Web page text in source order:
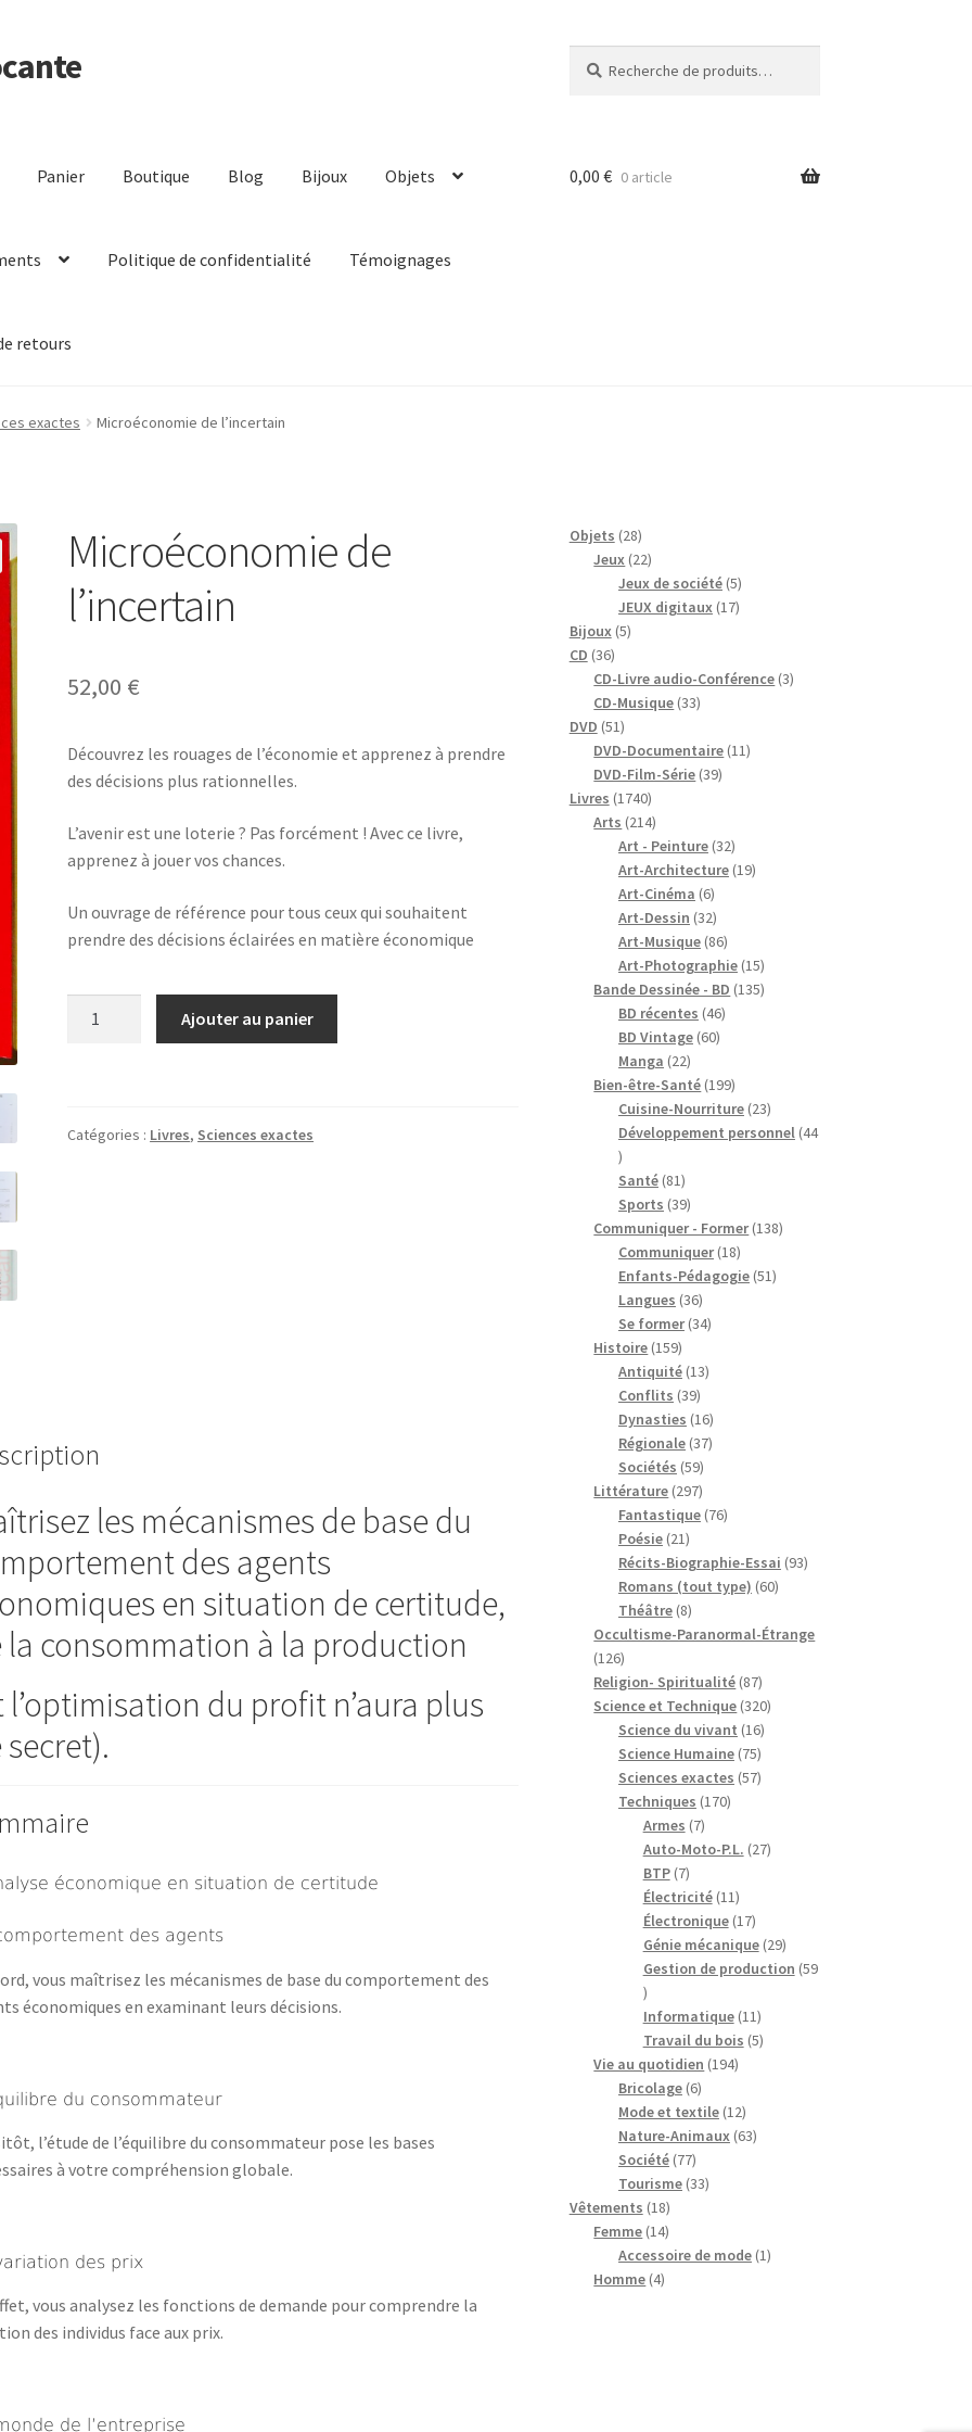
pour :
Panier Boutique Blog Bijoux Objets
Politique de confidentialité Témoignages
retours
0,00 € 0 article
exactes Microéconomie de l’incertain
Microéconomie de
l’incertain
52,00 €
Découvrez les rouages de l’économie et apprenez à prendre
des décisions plus rationnelles.
L’avenir est une loterie ? Pas forcément ! Avec ce livre,
apprenez à jouer vos chances.
Un ouvrage de référence pour tous ceux qui souhaitent
prendre des décisions éclairées en matière économique
Ajouter au panier
Catégories : Livres, Sciences exactes
les mécanismes de base du
des agents
en situation de certitude,
la consommation à la production
l’optimisation du profit n’aura plus
économique en situation de certitude
des agents
vous maîtrisez les mécanismes de base du comportement des
économiques en examinant leurs décisions.
du consommateur
l’étude de l’équilibre du consommateur pose les bases
à votre compréhension globale.
des prix
vous analysez les fonctions de demande pour comprendre la
des individus face aux prix.
de l’entreprise
Objets 2828
produits
Jeux 2222
produits
Jeux de société 55
produits
JEUX digitaux 1717
Bijoux 55
CD 3636
produits
CD-Livre audio-Conférence 33
CD-Musique 3333
DVD 5151
produits
DVD-Documentaire 1111
DVD-Film-Série 3939
Livres 17401740
produits
Arts 214214
produits
Art - Peinture 3232
produits
Art-Architecture 1919
Art-Cinéma 66
produits
Art-Dessin 3232
produits
Art-Musique 8686
produits
Art-Photographie 1515
produits
Bande Dessinée - BD 135135
BD récentes 4646
BD Vintage 6060
Manga 2222
produits
Bien-être-Santé 199199
produits
Cuisine-Nourriture 2323
produits
Développement personnel 44
44
produits
Santé 8181
produits
Sports 3939
produits
Communiquer - Former 138138
Communiquer 1818
produits
Enfants-Pédagogie 5151
Langues 3636
produits
Se former 3434
Histoire 159159
produits
Antiquité 1313
Conflits 3939
produits
Dynasties 1616
produits
Régionale 3737
Sociétés 5959
produits
Littérature 297297
produits
Fantastique 7676
Poésie 2121
produits
Récits-Biographie-Essai 9393
Romans (tout type) 6060
Théâtre 88
produits
Occultisme-Paranormal-Étrange
126126
produits
Religion- Spiritualité 8787
produits
Science et Technique 320320
Science du vivant 1616
produits
Science Humaine 7575
produits
Sciences exactes 5757
Techniques 170170
Armes 77
produits
Auto-Moto-P.L. 2727
BTP 77
produits
Électricité 1111
produits
Électronique 1717
produits
Génie mécanique 2929
produits
Gestion de production 59
59
produits
Informatique 1111
produits
Travail du bois 55
Vie au quotidien 194194
Bricolage 66
produits
Mode et textile 1212
produits
Nature-Animaux 6363
Société 7777
produits
Tourisme 3333
Vêtements 1818
produits
Femme 1414
produits
Accessoire de mode 11
Homme 44